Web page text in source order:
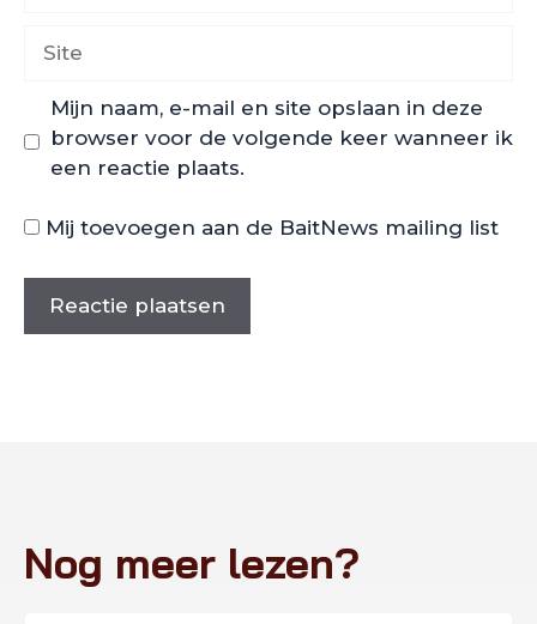
Mijn naam, e-mail en site opslaan in deze
browser voor de volgende keer wanneer ik
een reactie plaats.
Mij toevoegen aan de BaitNews mailing list
Nog meer lezen?